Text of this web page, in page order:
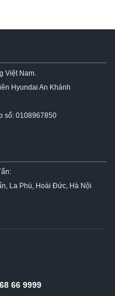
Việt Nam.
Hyundai An Khánh
số: 0108967850
La Phù, Hoài Đức, Hà Nội
66 9999